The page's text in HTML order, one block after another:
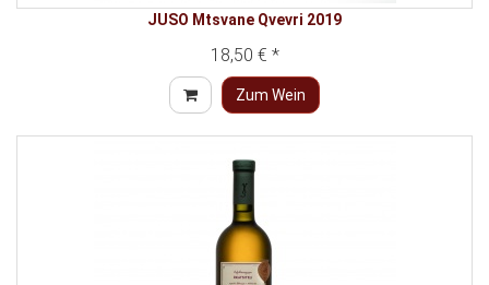
JUSO Mtsvane Qvevri 2019
18,50 € *
Zum Wein